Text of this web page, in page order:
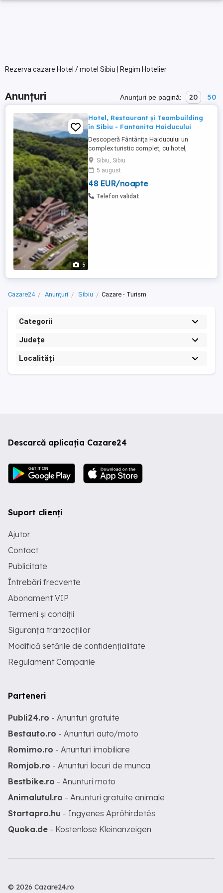
Rezerva cazare Hotel / motel Sibiu | Regim Hotelier
Anunțuri Anunțuri pe pagină: 20 50
5
Hotel, Restaurant și Teambuilding
în Sibiu - Fantanita Haiducului
Descoperă Fântânița Haiducului un
complex turistic complet, cu hotel,
restaurante, sală de conferințe și spații
dedicate evenimentelor sau teambuilding-
urilor. Locația noastră, la marginea pădurii,
între Sibiu și Brașov. Confort și
gastronomie tradițională Hotelul Fântânița
Sibiu, Sibiu
5 august
48 EUR/noapte
Telefon validat
Cazare24 Anunțuri Sibiu Cazare - Turism
Categorii
Județe
Localități
Descarcă aplicația Cazare24
Suport clienți
Ajutor
Contact
Publicitate
Întrebări frecvente
Abonament VIP
Termeni și condiții
Siguranța tranzacțiilor
Modifică setările de confidențialitate
Regulament Campanie
Parteneri
Publi24.ro - Anunturi gratuite
Bestauto.ro - Anunturi auto/moto
Romimo.ro - Anunturi imobiliare
Romjob.ro - Anunturi locuri de munca
Bestbike.ro - Anunturi moto
Animalutul.ro - Anunturi gratuite animale
Startapro.hu - Ingyenes Apróhirdetés
Quoka.de - Kostenlose Kleinanzeigen
© 2026 Cazare24.ro